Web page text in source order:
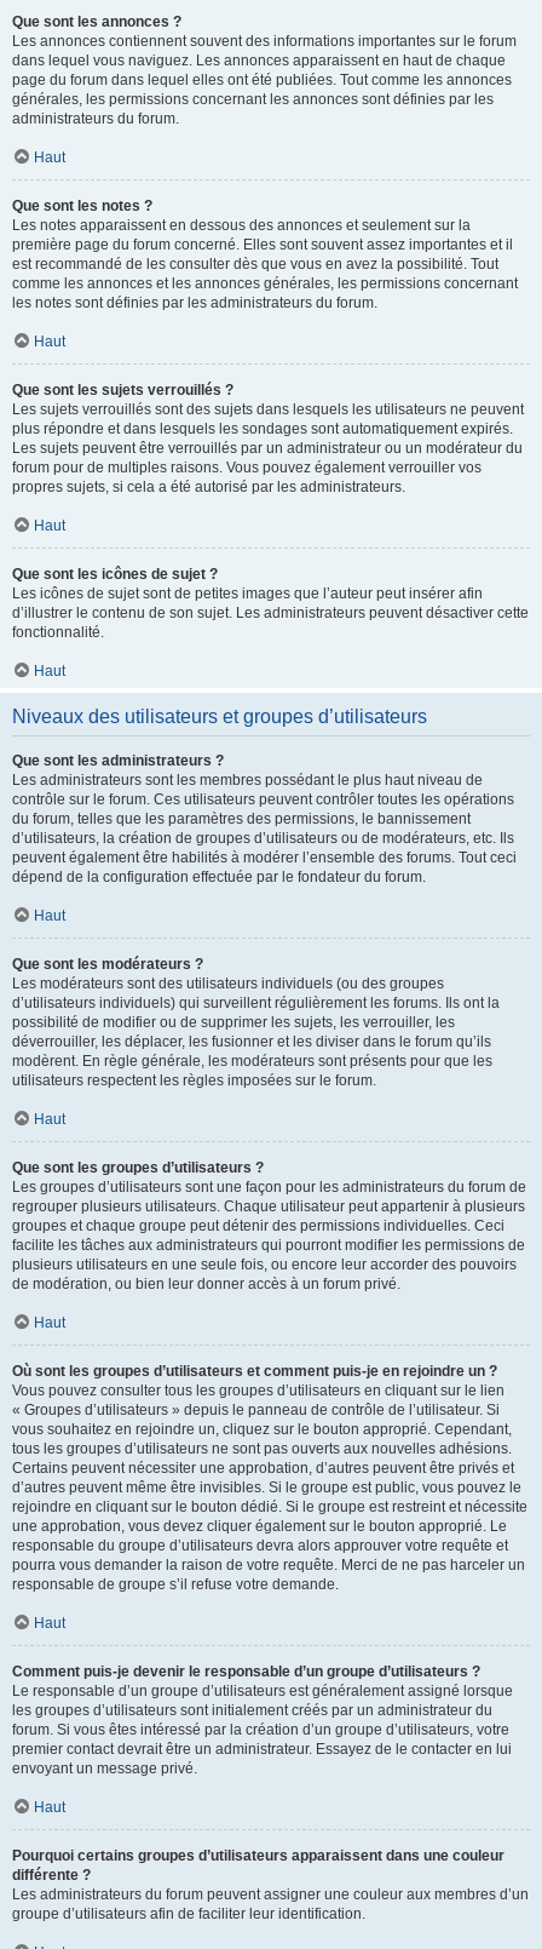
Que sont les annonces ?
Les annonces contiennent souvent des informations importantes sur le forum
dans lequel vous naviguez. Les annonces apparaissent en haut de chaque
page du forum dans lequel elles ont été publiées. Tout comme les annonces
générales, les permissions concernant les annonces sont définies par les
administrateurs du forum.
Haut
Que sont les notes ?
Les notes apparaissent en dessous des annonces et seulement sur la
première page du forum concerné. Elles sont souvent assez importantes et il
est recommandé de les consulter dès que vous en avez la possibilité. Tout
comme les annonces et les annonces générales, les permissions concernant
les notes sont définies par les administrateurs du forum.
Haut
Que sont les sujets verrouillés ?
Les sujets verrouillés sont des sujets dans lesquels les utilisateurs ne peuvent
plus répondre et dans lesquels les sondages sont automatiquement expirés.
Les sujets peuvent être verrouillés par un administrateur ou un modérateur du
forum pour de multiples raisons. Vous pouvez également verrouiller vos
propres sujets, si cela a été autorisé par les administrateurs.
Haut
Que sont les icônes de sujet ?
Les icônes de sujet sont de petites images que l’auteur peut insérer afin
d’illustrer le contenu de son sujet. Les administrateurs peuvent désactiver cette
fonctionnalité.
Haut
Niveaux des utilisateurs et groupes d’utilisateurs
Que sont les administrateurs ?
Les administrateurs sont les membres possédant le plus haut niveau de
contrôle sur le forum. Ces utilisateurs peuvent contrôler toutes les opérations
du forum, telles que les paramètres des permissions, le bannissement
d’utilisateurs, la création de groupes d’utilisateurs ou de modérateurs, etc. Ils
peuvent également être habilités à modérer l’ensemble des forums. Tout ceci
dépend de la configuration effectuée par le fondateur du forum.
Haut
Que sont les modérateurs ?
Les modérateurs sont des utilisateurs individuels (ou des groupes
d’utilisateurs individuels) qui surveillent régulièrement les forums. Ils ont la
possibilité de modifier ou de supprimer les sujets, les verrouiller, les
déverrouiller, les déplacer, les fusionner et les diviser dans le forum qu’ils
modèrent. En règle générale, les modérateurs sont présents pour que les
utilisateurs respectent les règles imposées sur le forum.
Haut
Que sont les groupes d’utilisateurs ?
Les groupes d’utilisateurs sont une façon pour les administrateurs du forum de
regrouper plusieurs utilisateurs. Chaque utilisateur peut appartenir à plusieurs
groupes et chaque groupe peut détenir des permissions individuelles. Ceci
facilite les tâches aux administrateurs qui pourront modifier les permissions de
plusieurs utilisateurs en une seule fois, ou encore leur accorder des pouvoirs
de modération, ou bien leur donner accès à un forum privé.
Haut
Où sont les groupes d’utilisateurs et comment puis-je en rejoindre un ?
Vous pouvez consulter tous les groupes d’utilisateurs en cliquant sur le lien
« Groupes d’utilisateurs » depuis le panneau de contrôle de l’utilisateur. Si
vous souhaitez en rejoindre un, cliquez sur le bouton approprié. Cependant,
tous les groupes d’utilisateurs ne sont pas ouverts aux nouvelles adhésions.
Certains peuvent nécessiter une approbation, d’autres peuvent être privés et
d’autres peuvent même être invisibles. Si le groupe est public, vous pouvez le
rejoindre en cliquant sur le bouton dédié. Si le groupe est restreint et nécessite
une approbation, vous devez cliquer également sur le bouton approprié. Le
responsable du groupe d’utilisateurs devra alors approuver votre requête et
pourra vous demander la raison de votre requête. Merci de ne pas harceler un
responsable de groupe s’il refuse votre demande.
Haut
Comment puis-je devenir le responsable d’un groupe d’utilisateurs ?
Le responsable d’un groupe d’utilisateurs est généralement assigné lorsque
les groupes d’utilisateurs sont initialement créés par un administrateur du
forum. Si vous êtes intéressé par la création d’un groupe d’utilisateurs, votre
premier contact devrait être un administrateur. Essayez de le contacter en lui
envoyant un message privé.
Haut
Pourquoi certains groupes d’utilisateurs apparaissent dans une couleur
différente ?
Les administrateurs du forum peuvent assigner une couleur aux membres d’un
groupe d’utilisateurs afin de faciliter leur identification.